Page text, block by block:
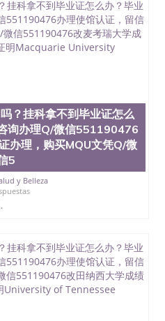
（San Jose State
立大学”）成立于1857
悠久的大学之一，也是美
于圣何塞市San Jose中
各地的成百上千的海外学
所在世界上享有学术地
力的高等教育机构，并获
心代表。其计算机系与会
学排名中表现优异。其毕
的世界硅谷中心得到工作
学生大三和大四的学期提
。无论是加州大学系统
于附近的旧金山-圣何塞
。约有学生三万人，超过
学科，并有来自世界60余
的科系如计算机科学，电
术设计，和航空学等，深
？挂科拿不到毕业证怎么
询办理Q/微信551190476
办理，购买MQU文凭Q/微
5
y Belleza